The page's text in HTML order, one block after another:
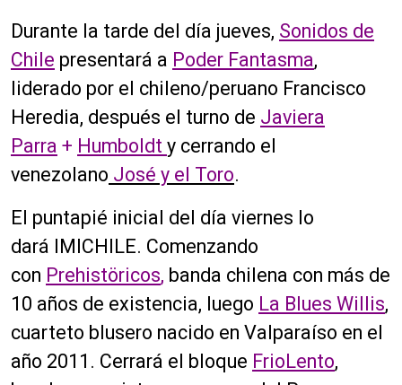
Durante la tarde del día jueves, Sonidos de
Chile presentará a Poder Fantasma,
liderado por el chileno/peruano Francisco
Heredia, después el turno de Javiera
Parra + Humboldt y cerrando el
venezolano José y el Toro.
El puntapié inicial del día viernes lo
dará IMICHILE. Comenzando
con Prehistöricos, banda chilena con más de
10 años de existencia, luego La Blues Willis,
cuarteto blusero nacido en Valparaíso en el
año 2011. Cerrará el bloque FrioLento,